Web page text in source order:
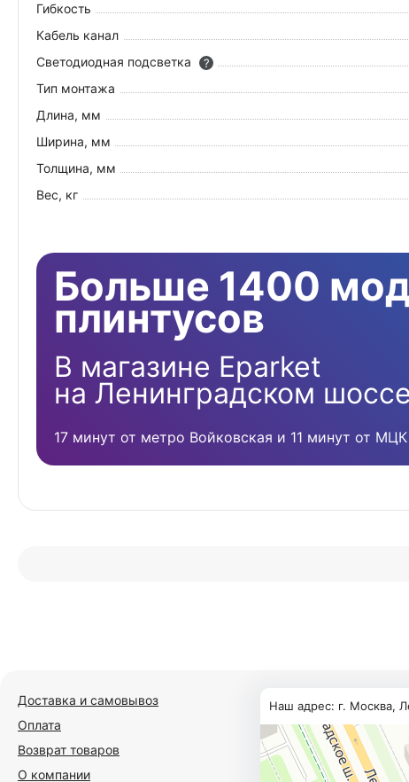
Гибкость
Кабель канал
Светодиодная подсветка
?
Тип монтажа
Длина, мм
Ширина, мм
Толщина, мм
Вес, кг
Больше 1400
плинтусов
В магазине Eparket
на Ленинградском
17 минут от метро Войковская и 11 минут от
Доставка и самовывоз
Оплата
Возврат товаров
О компании
Наш адрес: г. Москва,